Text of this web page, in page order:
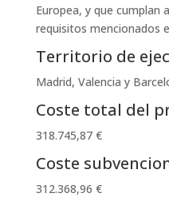
Europea, y que cumplan
requisitos mencionados
Territorio de
Madrid, Valencia y
Coste total del
318.745,87 €
Coste
312.368,96 €